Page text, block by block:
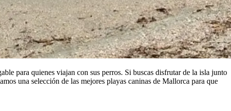
para quienes viajan con sus perros. Si buscas disfrutar de la isla junto
una selección de las mejores playas caninas de Mallorca para que